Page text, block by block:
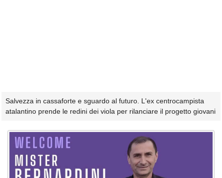
Salvezza in cassaforte e sguardo al futuro. L'ex centrocampista
atalantino prende le redini dei viola per rilanciare il progetto giovani